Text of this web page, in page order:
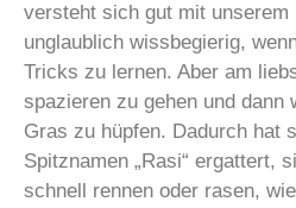
versteht sich gut mit unserem
unglaublich wissbegierig,
Tricks zu lernen. Aber am
spazieren zu gehen und dann
Gras zu hüpfen. Dadurch hat
Spitznamen „Rasi“ ergattert,
schnell rennen oder rasen,